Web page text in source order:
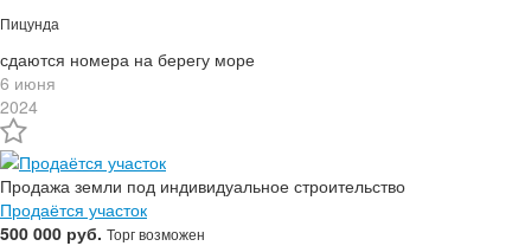
Пицунда
сдаются номера на берегу море
6 июня
2024
Продажа земли под индивидуальное строительство
Продаётся участок
500 000 руб. Торг возможен